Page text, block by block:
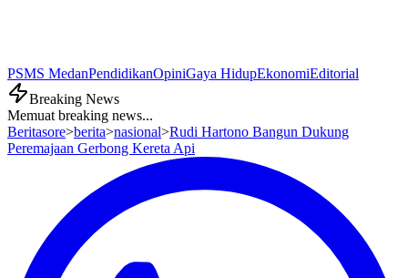
PSMS MedanPendidikanOpiniGaya HidupEkonomiEditorial
Breaking News
Memuat breaking news...
Beritasore>berita>nasional>Rudi Hartono Bangun Dukung
Peremajaan Gerbong Kereta Api